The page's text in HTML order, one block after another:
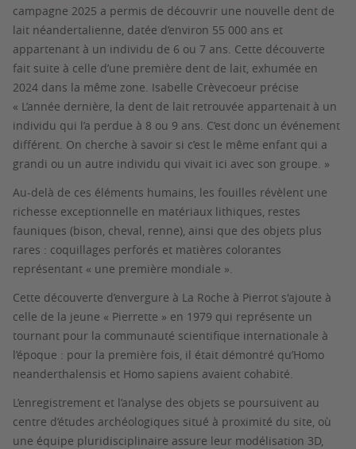
campagne 2025 a permis de découvrir une nouvelle dent de
lait néandertalienne, datée d’environ 55 000 ans et
appartenant à un individu de 6 ou 7 ans. Cette découverte
fait suite à celle d’une première dent de lait, exhumée en
2024 dans la même zone. Isabelle Crèvecoeur précise
« L’année dernière, la dent de lait retrouvée appartenait à un
individu qui l’a perdue à 8 ou 9 ans. C’est donc un événement
différent. On cherche à savoir si c’est le même enfant qui a
grandi ou un autre individu qui vivait ici avec son groupe. »
Au-delà de ces éléments humains, les fouilles révèlent une
richesse exceptionnelle en matériaux lithiques, restes
fauniques (bison, cheval, renne), ainsi que des objets plus
rares : coquillages perforés et matières colorantes
représentant « une première mondiale ».
Cette découverte d’envergure à La Roche à Pierrot s'ajoute à
celle de la jeune « Pierrette » en 1979 qui représente un
tournant pour la communauté scientifique internationale à
l’époque : pour la première fois, il était démontré qu’Homo
neanderthalensis et Homo sapiens avaient cohabité.
L’enregistrement et l’analyse des objets se poursuivent au
centre d’études archéologiques situé à proximité du site, où
une équipe pluridisciplinaire assure leur modélisation 3D,